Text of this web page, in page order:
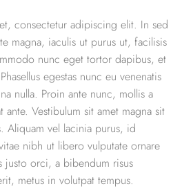
consectetur adipiscing elit. In sed
magna, iaculis ut purus ut, facilisis
nunc eget tortor dapibus, et
egestas nunc eu venenatis
nulla. Proin ante nunc, mollis a
Vestibulum sit amet magna sit
Aliquam vel lacinia purus, id
nibh ut libero vulputate ornare
justo orci, a bibendum risus
metus in volutpat tempus.